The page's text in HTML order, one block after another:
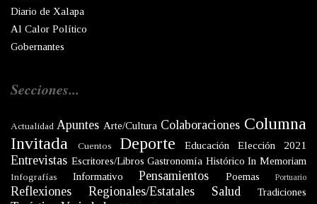
Diario de Xalapa
Al Calor Político
Gobernantes
Secciones...
Actualidad Apuntes Arte/Cultura Colaboraciones Columna
Invitada
Cuentos Deporte Educación Elección 2021
Entrevistas Escritores/Libros Gastronomía Histórico In Memoriam
Infografías Informativo Pensamientos Poemas Portuario
Reflexiones Regionales/Estatales Salud Tradiciones